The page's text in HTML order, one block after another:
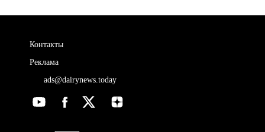
Контакты
Реклама
ads@dairynews.today